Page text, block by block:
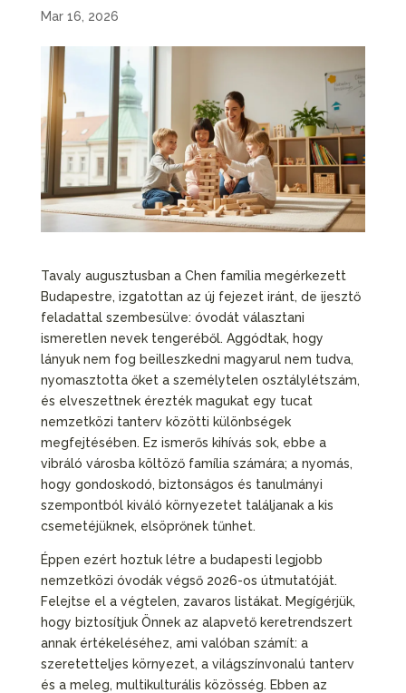
Mar 16, 2026
Tavaly augusztusban a Chen família megérkezett
Budapestre, izgatottan az új fejezet iránt, de ijesztő
feladattal szembesülve: óvodát választani
ismeretlen nevek tengeréből. Aggódtak, hogy
lányuk nem fog beilleszkedni magyarul nem tudva,
nyomasztotta őket a személytelen osztálylétszám,
és elveszettnek érezték magukat egy tucat
nemzetközi tanterv közötti különbségek
megfejtésében. Ez ismerős kihívás sok, ebbe a
vibráló városba költöző família számára; a nyomás,
hogy gondoskodó, biztonságos és tanulmányi
szempontból kiváló környezetet találjanak a kis
csemetéjüknek, elsöprőnek tűnhet.
Éppen ezért hoztuk létre a budapesti legjobb
nemzetközi óvodák végső 2026-os útmutatóját.
Felejtse el a végtelen, zavaros listákat. Megígérjük,
hogy biztosítjuk Önnek az alapvető keretrendszert
annak értékeléséhez, ami valóban számít: a
szeretetteljes környezet, a világszínvonalú tanterv
és a meleg, multikulturális közösség. Ebben az